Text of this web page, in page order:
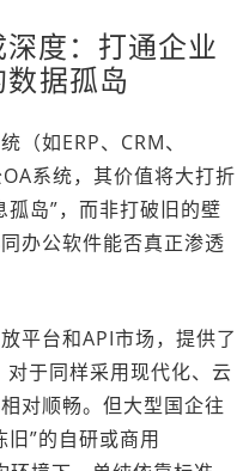
度：打通企业
据孤岛
（如ERP、CRM、
系统，其价值将大打折
岛”，而非打破旧的壁
办公软件能否真正渗透
平台和API市场，提供了
于同样采用现代化、云
对顺畅。但大型国企往
”的自研或商用